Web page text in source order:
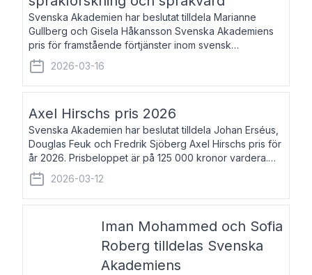
Svenska Akademien har beslutat tilldela Marianne
Gullberg och Gisela Håkansson Svenska Akademiens
pris för framstående förtjänster inom svensk
språkforskning och språkvård till minne av Carl Gabriel
och Karin Forsberg för år 2026. Prissumma
2026-03-16
Axel Hirschs pris 2026
Svenska Akademien har beslutat tilldela Johan Erséus,
Douglas Feuk och Fredrik Sjöberg Axel Hirschs pris för
år 2026. Prisbeloppet är på 125 000 kronor vardera.
Johan Erséus, född 1959, är fackboksförfattare och
journalist med mångårigt för
2026-03-12
Iman Mohammed och Sofia
Roberg tilldelas Svenska
Akademiens